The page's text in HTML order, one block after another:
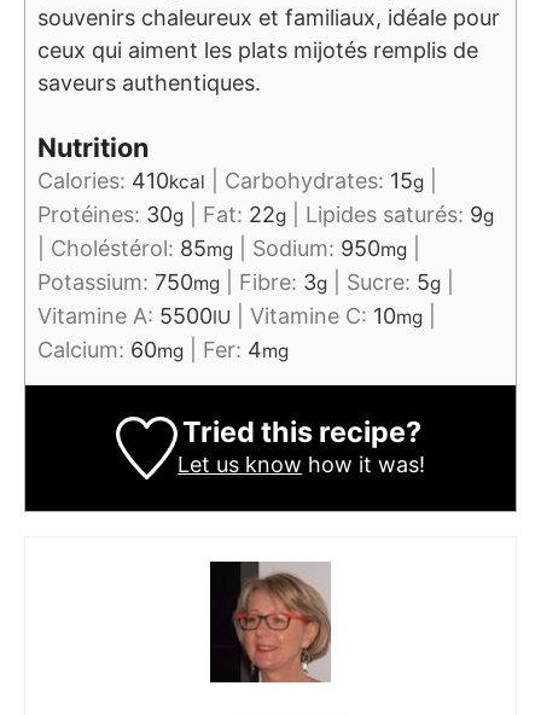
souvenirs chaleureux et familiaux, idéale pour
ceux qui aiment les plats mijotés remplis de
saveurs authentiques.
Nutrition
Calories: 410kcal Carbohydrates: 15g
Protéines: 30g Fat: 22g Lipides saturés: 9g
Choléstérol: 85mg Sodium: 950mg
Potassium: 750mg Fibre: 3g Sucre: 5g
Vitamine A: 5500IU Vitamine C: 10mg
Calcium: 60mg Fer: 4mg
Tried this recipe?
Let us know how it was!